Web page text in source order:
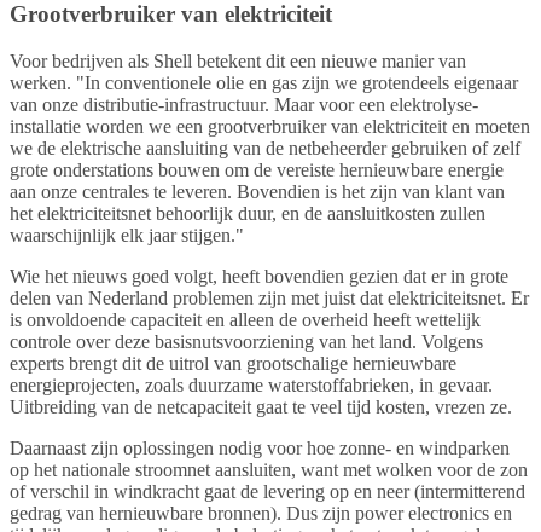
Grootverbruiker van elektriciteit
Voor bedrijven als Shell betekent dit een nieuwe manier van
werken. "In conventionele olie en gas zijn we grotendeels eigenaar
van onze distributie-infrastructuur. Maar voor een elektrolyse-
installatie worden we een grootverbruiker van elektriciteit en moeten
we de elektrische aansluiting van de netbeheerder gebruiken of zelf
grote onderstations bouwen om de vereiste hernieuwbare energie
aan onze centrales te leveren. Bovendien is het zijn van klant van
het elektriciteitsnet behoorlijk duur, en de aansluitkosten zullen
waarschijnlijk elk jaar stijgen."
Wie het nieuws goed volgt, heeft bovendien gezien dat er in grote
delen van Nederland problemen zijn met juist dat elektriciteitsnet. Er
is onvoldoende capaciteit en alleen de overheid heeft wettelijk
controle over deze basisnutsvoorziening van het land. Volgens
experts brengt dit de uitrol van grootschalige hernieuwbare
energieprojecten, zoals duurzame waterstoffabrieken, in gevaar.
Uitbreiding van de netcapaciteit gaat te veel tijd kosten, vrezen ze.
Daarnaast zijn oplossingen nodig voor hoe zonne- en windparken
op het nationale stroomnet aansluiten, want met wolken voor de zon
of verschil in windkracht gaat de levering op en neer (intermitterend
gedrag van hernieuwbare bronnen). Dus zijn power electronics en